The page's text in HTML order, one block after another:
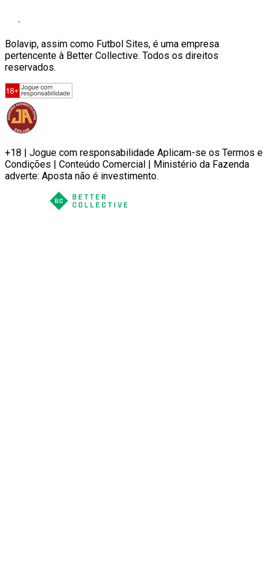
Bolavip, assim como Futbol Sites, é uma empresa
pertencente à Better Collective. Todos os direitos
reservados.
+18 | Jogue com responsabilidade Aplicam-se os Termos e
Condições | Conteúdo Comercial | Ministério da Fazenda
adverte: Aposta não é investimento.